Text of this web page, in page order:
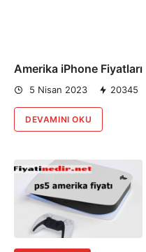
Amerika iPhone Fiyatları
5 Nisan 2023 20345
DEVAMINI OKU